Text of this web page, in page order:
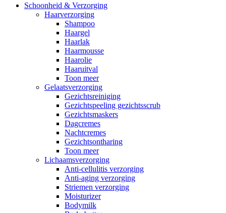
Schoonheid & Verzorging
Haarverzorging
Shampoo
Haargel
Haarlak
Haarmousse
Haarolie
Haaruitval
Toon meer
Gelaatsverzorging
Gezichtsreiniging
Gezichtspeeling gezichtsscrub
Gezichtsmaskers
Dagcremes
Nachtcremes
Gezichtsontharing
Toon meer
Lichaamsverzorging
Anti-cellulitis verzorging
Anti-aging verzorging
Striemen verzorging
Moisturizer
Bodymilk